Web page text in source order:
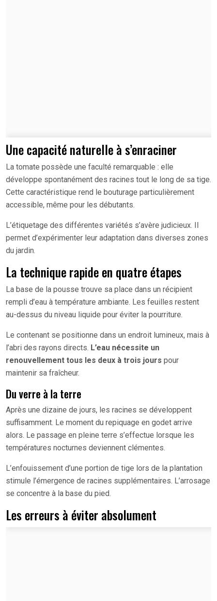
Une capacité naturelle à s’enraciner
La tomate possède une faculté remarquable : elle
développe spontanément des racines tout le long de sa tige.
Cette caractéristique rend le bouturage particulièrement
accessible, même pour les débutants.
L’étiquetage des différentes variétés s’avère judicieux. Il
permet d’expérimenter leur adaptation dans diverses zones
du jardin.
La technique rapide en quatre étapes
La base de la pousse trouve sa place dans un récipient
rempli d’eau à température ambiante. Les feuilles restent
au-dessus du niveau liquide pour éviter la pourriture.
Le contenant se positionne dans un endroit lumineux, mais à
l’abri des rayons directs. L’eau nécessite un
renouvellement tous les deux à trois jours pour
maintenir sa fraîcheur.
Du verre à la terre
Après une dizaine de jours, les racines se développent
suffisamment. Le moment du repiquage en godet arrive
alors. Le passage en pleine terre s’effectue lorsque les
températures nocturnes deviennent clémentes.
L’enfouissement d’une portion de tige lors de la plantation
stimule l’émergence de racines supplémentaires. L’arrosage
se concentre à la base du pied.
Les erreurs à éviter absolument